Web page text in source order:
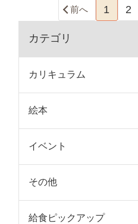
前へ 1 2
カテゴリ
カリキュラム
絵本
イベント
その他
給食ピックアップ